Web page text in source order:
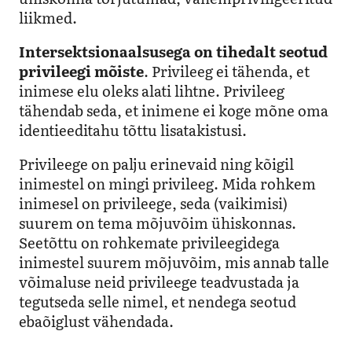
liikmed.
Intersektsionaalsusega on tihedalt seotud
privileegi mõiste. Privileeg ei tähenda, et
inimese elu oleks alati lihtne. Privileeg
tähendab seda, et inimene ei koge mõne oma
identieeditahu tõttu lisatakistusi.
Privileege on palju erinevaid ning kõigil
inimestel on mingi privileeg. Mida rohkem
inimesel on privileege, seda (vaikimisi)
suurem on tema mõjuvõim ühiskonnas.
Seetõttu on rohkemate privileegidega
inimestel suurem mõjuvõim, mis annab talle
võimaluse neid privileege teadvustada ja
tegutseda selle nimel, et nendega seotud
ebaõiglust vähendada.